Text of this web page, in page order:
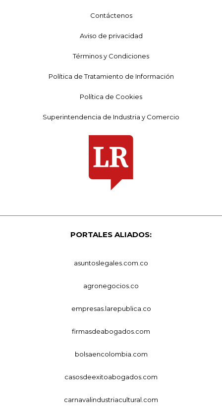
Contáctenos
Aviso de privacidad
Términos y Condiciones
Política de Tratamiento de Información
Política de Cookies
Superintendencia de Industria y Comercio
PORTALES ALIADOS:
asuntoslegales.com.co
agronegocios.co
empresas.larepublica.co
firmasdeabogados.com
bolsaencolombia.com
casosdeexitoabogados.com
carnavalindustriacultural.com